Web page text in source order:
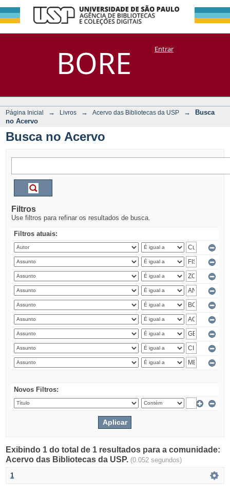
BORE
Busca no Acervo
DSpace/Manakin + CoriscoEntrar
Página Inicial → Livros → Acervo das Bibliotecas da USP →
Busca
no Acervo
Busca no Acervo
Filtros
Use filtros para refinar os resultados de busca.
Filtros atuais:
Novos Filtros:
Exibindo 1 do total de 1 resultados para a comunidade:
Acervo das Bibliotecas da USP. (0.052 segundos)
1